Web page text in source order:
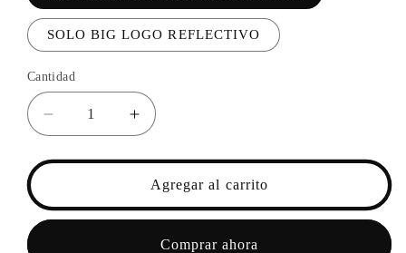
SOLO BIG LOGO REFLECTIVO
Cantidad
Reducir
cantidad
para
ZIP
/
Aumentar
cantidad
para
KAKUJA
/
TOKYO
Agregar al carrito
Comprar ahora